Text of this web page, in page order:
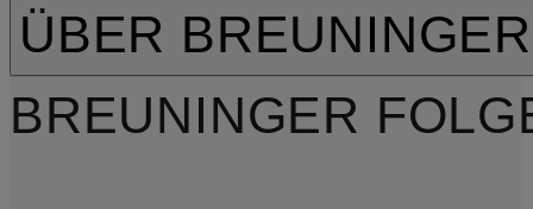
ÜBER BREUNINGER
BREUNINGER